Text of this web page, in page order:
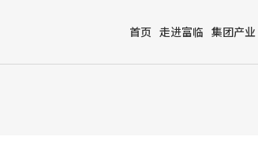
首页 走进富临 集团产业